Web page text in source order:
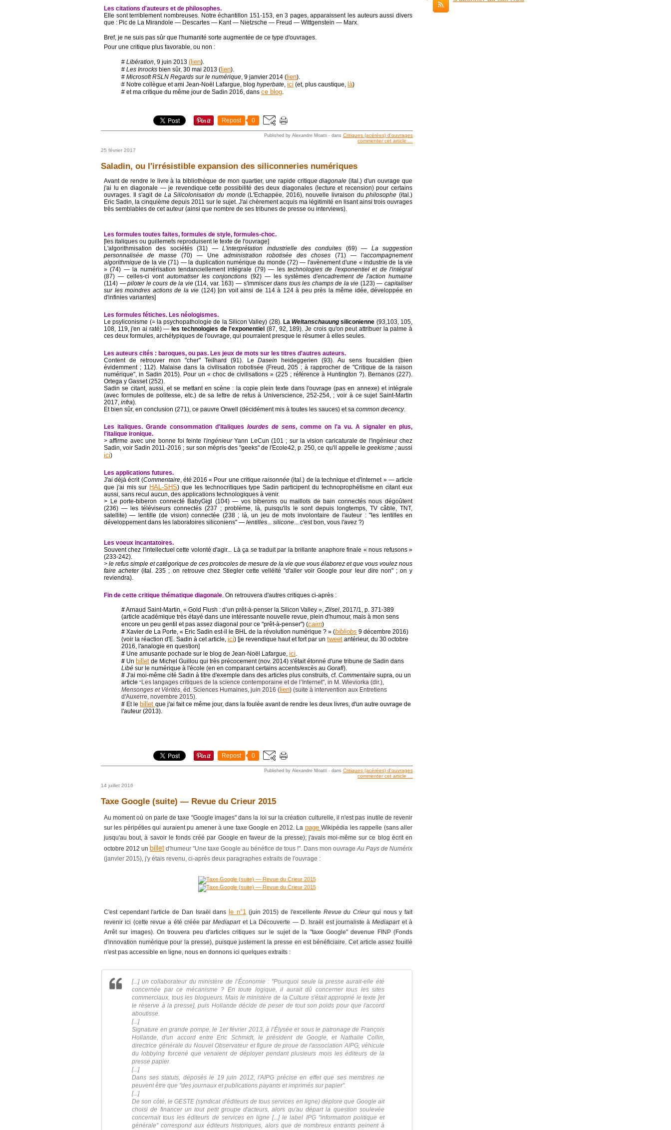
Les citations d'auteurs et de philosophes.
Elle sont terriblement nombreuses. Notre échantillon 151-153, en 3 pages, apparaissent les auteurs aussi divers
que : Pic de La Mirandole ― Descartes ― Kant ― Nietzsche ― Freud ― Wittgenstein ― Marx.
Bref, je ne suis pas sûr que l'humanité sorte augmentée de ce type d'ouvrages.
Pour une critique plus favorable, ou non :
# Libération , 9 juin 2013 (lien).
# Les Inrocks bien sûr, 30 mai 2013 ( lien).
# Microsoft RSLN Regards sur le numérique , 9 janvier 2014 ( lien).
# Notre collègue et ami Jean-Noël Lafargue, blog hyperbate ici (et, plus caustique, là)
# et ma critique du même jour de Sadin 2016, dans ce blog
Repost 0
Published by Alexandre Moatti - dans Critiques (acérées) d'ouvrages
commenter cet article
25 février 2017
Saladin, ou l'irrésistible expansion des siliconneries numériques
Avant de rendre le livre à la bibliothèque de mon quartier, une rapide critiquediagonale (ital.) d'un ouvrage que
j'ai lu en diagonale ― je revendique cette possibilité des deux diagonales (lecture et recension) pour certains
ouvrages. Il s'agit de La Silicolonisation du monde(L'Echappée, 2016), nouvelle livraison duphilosophe (ital.)
Eric Sadin, la cinquième depuis 2011 sur le sujet. J'ai chèrement acquis ma légitimité en lisant ainsi trois ouvrages
très semblables de cet auteur (ainsi que nombre de ses tribunes de presse ou interviews).
Les formules toutes faites, formules de style, formules-choc.
[les italiques ou guillemets reproduisent le texte de l'ouvrage]
L'algorithmisation des sociétés (31) ―L'interprétation industrielle des conduites (69) ― La suggestion
personnalisée de masse (70) ― Une administration robotisée des choses(71) ― l'accompagnement
algorithmique de la vie (71) ― la duplication numérique du monde (72) ― l'avènement d'une « industrie de la vie
» (74) ― la numérisation tendanciellement intégrale (79) ― les technologies de l'exponentiel et de l'intégral
(87) ― celles-ci vontautomatiser les conjonctions (92) ― les systèmes d'encadrement de l'action humaine
(114) ―piloter le cours de la vie(114, var. 163) ― s'immiscerdans tous les champs de la vie (123) ―capitaliser
sur les moindres actions de la vie (124) [on voit ainsi de 114 à 124 à peu près la même idée, développée en
d'infinies variantes]
Les formules fétiches. Les néologismes.
Le psyliconisme (= la psychopathologie de la Silicon Valley) (28). LaWeltanschauung siliconienne (93,103, 105,
108, 119, j'en ai raté) ―les technologies de l'exponentiel (87, 92, 189). Je crois qu'on peut attribuer la palme à
ces deux formules, archétypiques de l'ouvrage, qui pourraient presque le résumer à elles seules.
Les auteurs cités : baroques, ou pas. Les jeux de mots sur les titres d'autres auteurs.
Content de retrouver mon "cher" Teilhard (91). LeDasein
heideggerien (93). Au sens foucaldien (bien
évidemment ; 112). Malaise dans la civilisation robotisée (Freud, 205 ; à rapprocher de "Critique de la raison
numérique", in Sadin 2015). Pour un « choc de civilisations » (225 ; référence à Huntington ?). Bernanos (227).
Ortega y Gasset (252).
Sadin se citant, aussi, et se mettant en scène : la copie plein texte dans l'ouvrage (pas en annexe) et intégrale
(avec formules de politesse, etc.) de sa lettre de refus à Universcience, 252-254, ; voir à ce sujet Saint-Martin
2017, infra).
Et bien sûr, en conclusion (271), ce pauvre Orwell (décidément mis à toutes les sauces) et sa common decency.
Les italiques. Grande consommation d'italiques lourdes de sens, comme on l'a vu. A signaler en plus,
l'italique ironique.
> affirme avec une bonne foi feinte l'ingénieurYann LeCun (101 ; sur la vision caricaturale de l'ingénieur chez
Sadin, voir Sadin 2011-2016 ; sur son mépris des "geeks" de l'Ecole42, p. 250, ce qu'il appelle le geekisme ;aussi
ici)
Les applications futures.
J'ai déjà écrit (Commentaire, été 2016 « Pour une critiqueraisonnée (ital.) de la technique et d'internet » ― article
que j'ai mis sur HAL-SHS) que les technocritiques type Sadin participent du technoprophétisme en citant eux
aussi, sans recul aucun, des applications technologiques à venir.
> Le porte-biberon connecté BabyGigl (104) ― vos biberons ou maillots de bain connectés nous dégoûtent
(236) ― les téléviseurs connectés (237 ; problème, là, puisqu'ils le sont depuis longtemps, TV câble, TNT,
satellite) ― lentille (de vision) connectée (238 ; là, un jeu de mots involontaire de l'auteur : "les lentilles en
développement dans les laboratoires siliconiens" ― lentilles silicone ... c'est bon, vous l'avez ?)
Les voeux incantatoires.
Souvent chez l'intellectuel cette volonté d'agir... Là ça se traduit par la brillante anaphore finale « nous refusons »
(233-242).
> le refus simple et catégorique de ces protocoles de mesure de la vie que vous élaborez et que vous voulez nous
faire acheter(ital. 235 ; on retrouve chez Stiegler cette velléité "d'aller voir Google pour leur dire non" ; on y
reviendra).
Fin de cette critique thématique diagonale . On retrouvera d'autres critiques ci-après :
#Arnaud Saint-Martin, « Gold Flush : d’un prêt-à-penser la Silicon Valley », Zilsel , 2017/1, p. 371-389
(article académique très étayé dans une intéressante nouvelle revue, plein d'humour, mais à mon sens
encore un peu gentil et pas assez diagonal pour ce "prêt-à-penser") (cairn)
# Xavier de La Porte, « Eric Sadin est-il le BHL de la révolution numérique ? » (bibliobs 9 décembre 2016)
(voir la réaction d'E. Sadin à cet article, ici) [je revendique haut et fort par un tweet antérieur, du 30 octobre
2016, l'analogie en question]
# Une amusante pochade sur le blog de Jean-Noël Lafargue, ici
# Un billet de Michel Guillou qui très précocement (nov. 2014) s'était étonné d'une tribune de Sadin dans
Libé sur le numérique à l'école (en en comparant certains accents/excès au Gorafi).
# J'ai moi-même cité Sadin à titre d'exemple dans des articles plus construits, cf. Commentaire supra, ou un
article "Les langages critiques de la science contemporaine et de l’Internet", in M. Wieviorka (dir.),
Mensonges et Vérités , éd. Sciences Humaines, juin 2016 (lien) (suite à intervention aux Entretiens
d'Auxerre, novembre 2015).
# Et le billet que j'ai fait ce même jour, dans la foulée avant de rendre les deux livres, d'un autre ouvrage de
l'auteur (2013).
Repost 0
Published by Alexandre Moatti - dans Critiques (acérées) d'ouvrages
commenter cet article
14 juillet 2016
Taxe Google (suite) ― Revue du Crieur 2015
Au moment où on parle de taxe "Google images" dans la loi sur la création culturelle, il n'est pas inutile de revenir
sur les péripéties qui auraient pu amener à une taxe Google en 2012. La pageWikipédia les rappelle (sans aller
jusqu'au bout, à savoir le fonds créé par Google en faveur de la presse); j'avais moi-même sur ce blog écrit en
octobre 2012 un billet d'humeur "Une taxe Google au bénéfice de tous !". Dans mon ouvrage Au Pays de Numérix
(janvier 2015), j'y étais revenu, ci-après deux paragraphes extraits de l'ouvrage :
C'est cependant l'article de Dan Israël dans le n°1 (juin 2015) de l'excellente Revue du Crieurqui nous y fait
revenir ici (cette revue a été créée parMediapartet La Découverte ― D. Israël est journaliste àMediapartet à
Arrêt sur images). On trouvera peu d'articles critiques sur le sujet de la "taxe Google" devenue FINP (Fonds
d'innovation numérique pour la presse), puisque justement la presse en est bénéficiaire. Cet article assez fouillé
n'est pas accessible en ligne, nous en donnons ici quelques extraits :
[...] un collaborateur du ministère de l’Économie : "Pourquoi seule la presse aurait-elle été
concernée par ce mécanisme ? En toute logique, il aurait dû concerner tous les sites
commerciaux, tous les blogueurs. Mais le ministère de la Culture s'était approprié le texte [et
le réserve à la presse], puis Hollande décide de peser de tout son poids pour que l'accord
aboutisse.
[...]
Signature en grande pompe, le 1er février 2013, à l’Élysée et sous le patronage de François
Hollande, d'un accord entre Eric Schmidt, le président de Google, et Nathalie Collin,
directrice générale du Nouvel Observateur et figure de proue de l'association AIPG, véhicule
du lobbying forcené que venaient de déployer pendant plusieurs mois les éditeurs de la
presse papier.
[...]
Dans ses statuts, déposés le 19 juin 2012, l'AIPG précise en effet que ses membres ne
peuvent être que "des journaux et publications payants et imprimés sur papier".
[...]
De son côté, le GESTE (syndicat d'éditeurs de tous services en ligne) déplore que Google ait
choisi de financer un tout petit groupe d'acteurs, alors qu'au départ la question soulevée
concernait tous les éditeurs de services en ligne [...] le label IPG "information politique et
générale" correspond aux éditeurs historiques, alors que de nombreux entrants peinent à